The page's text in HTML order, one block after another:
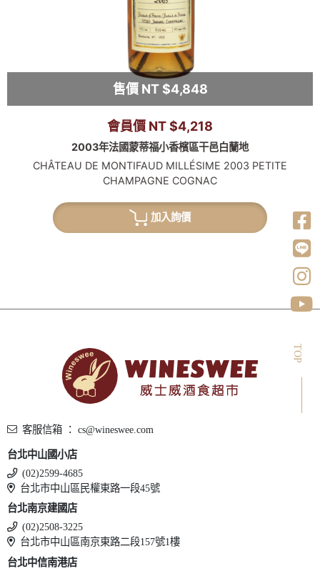
售價 NT $4,848
會員價 NT $4,218
2003年法國蒙蒂福小香檳區干邑白蘭地
CHÂTEAU DE MONTIFAUD MILLÉSIME 2003 PETITE
CHAMPAGNE COGNAC
加入詢價
TOP
客服信箱 ： cs@wineswee.com
台北中山國小店
(02)2599-4685
台北市中山區民權東路一段45號
台北南京建國店
(02)2508-3225
台北市中山區南京東路二段157號1樓
台北中信南港店